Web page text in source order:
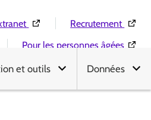
(Ouverture dans une nouvelle
Recrutement
dans une nouvelle fenêtre)
Pour les personnes âgées
et outils Données